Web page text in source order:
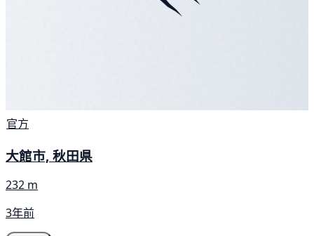
官方
大館市, 秋田県
232 m
3年前